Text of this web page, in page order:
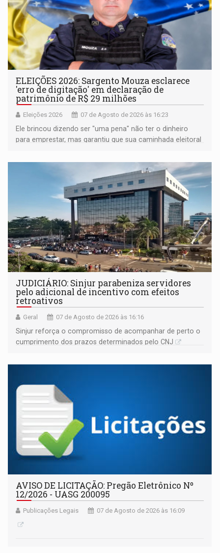
ELEIÇÕES 2026: Sargento Mouza esclarece
'erro de digitação' em declaração de
patrimônio de R$ 29 milhões
Eleições 2026 07 de Agosto de 2026 às 16:23
Ele brincou dizendo ser "uma pena" não ter o dinheiro
para emprestar, mas garantiu que sua caminhada eleitoral
JUDICIÁRIO: Sinjur parabeniza servidores
pelo adicional de incentivo com efeitos
retroativos
Geral 07 de Agosto de 2026 às 16:16
Sinjur reforça o compromisso de acompanhar de perto o
cumprimento dos prazos determinados pelo CNJ
AVISO DE LICITAÇÃO: Pregão Eletrônico Nº
12/2026 - UASG 200095
Publicações Legais 07 de Agosto de 2026 às 16:09